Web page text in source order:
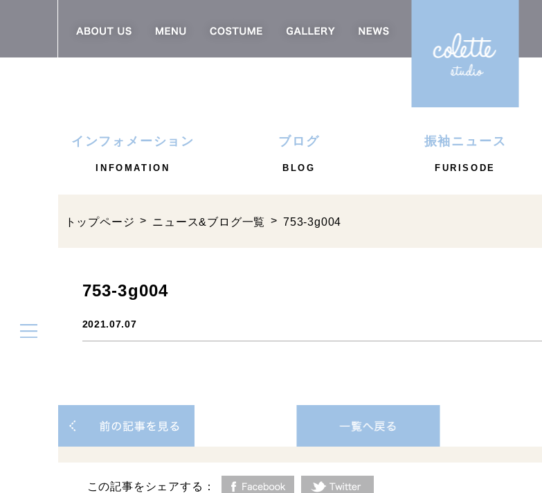
インフォメーション
INFOMATION
ブログ
BLOG
振袖ニュース
FURISODE
トップページ ニュース&ブログ一覧 753-3g004
753-3g004
2021.07.07
この記事をシェアする：